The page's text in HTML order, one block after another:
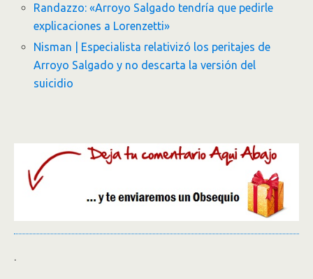
Randazzo: «Arroyo Salgado tendría que pedirle
explicaciones a Lorenzetti»
Nisman | Especialista relativizó los peritajes de
Arroyo Salgado y no descarta la versión del
suicidio
.